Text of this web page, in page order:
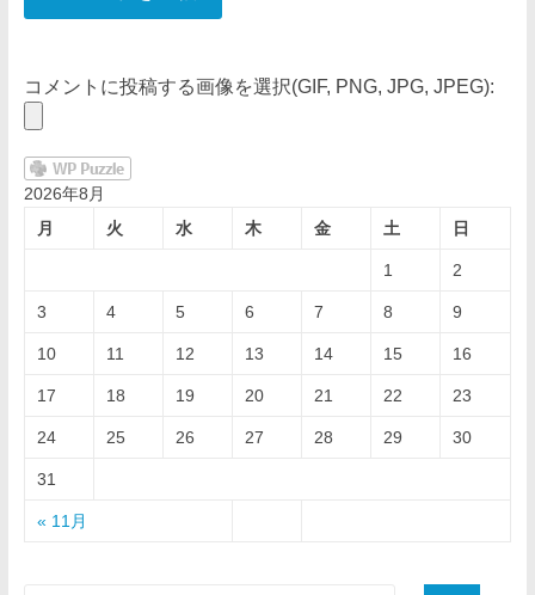
コメントに投稿する画像を選択(GIF, PNG, JPG, JPEG):
2026年8月
月
火 水 木 金 土 日
« 11月
1 2
3 4 5 6 7 8 9
10 11 12 13 14 15 16
17 18 19 20 21 22 23
24 25 26 27 28 29 30
31